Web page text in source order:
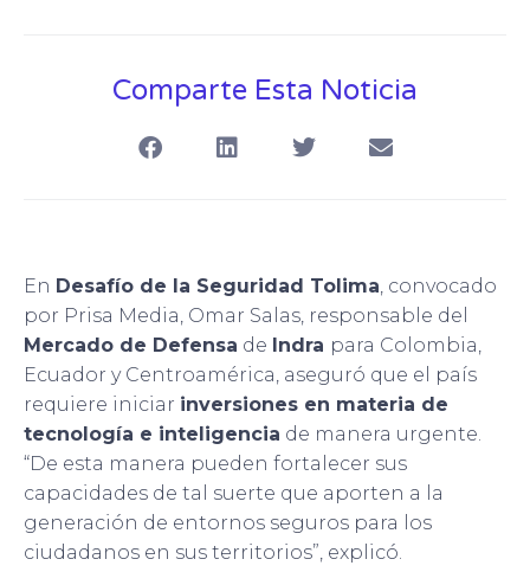
Comparte Esta Noticia
En Desafío de la Seguridad Tolima , convocado
por Prisa Media, Omar Salas, responsable del
Mercado de Defensa de Indra para Colombia,
Ecuador y Centroamérica, aseguró que el país
requiere iniciar inversiones en materia de
tecnología e inteligencia de manera urgente.
“De esta manera pueden fortalecer sus
capacidades de tal suerte que aporten a la
generación de entornos seguros para los
ciudadanos en sus territorios”, explicó.